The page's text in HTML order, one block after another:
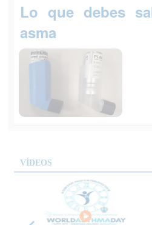
Lo que debes
asma
VÍDEOS